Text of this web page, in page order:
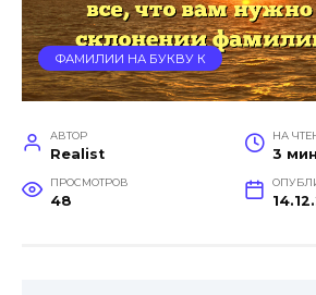
ФАМИЛИИ НА БУКВУ К
АВТОР
Realist
НА
3 мин
ПРОСМОТРОВ
48